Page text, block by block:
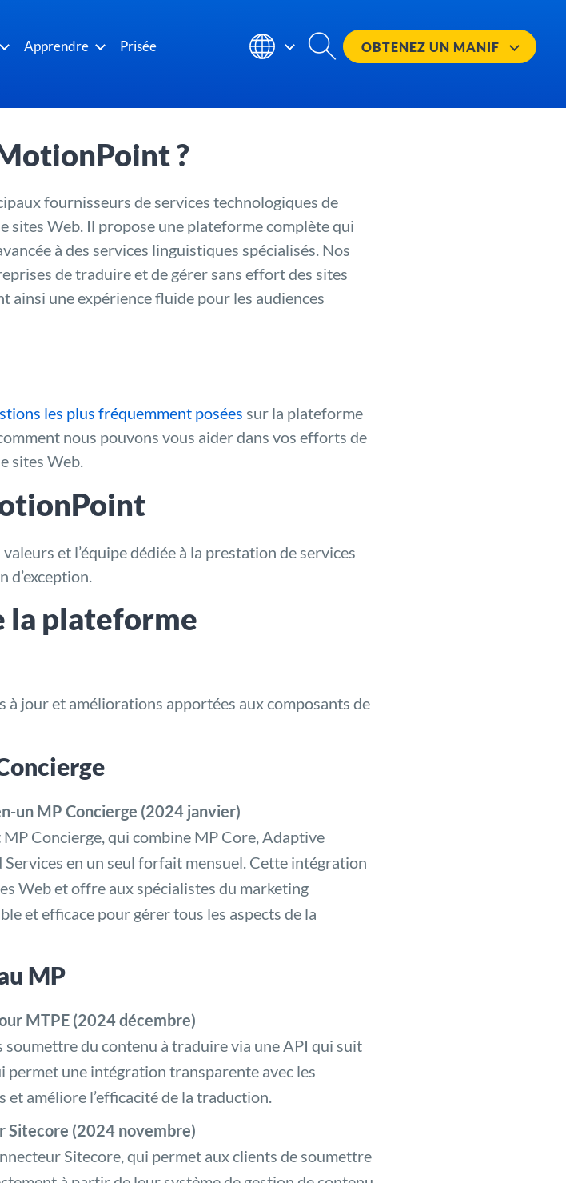
Apprendre Prisée OBTENEZ UN MANIF
?
fournisseurs de services technologiques de
sites Web. Il propose une plateforme complète qui
à des services linguistiques spécialisés. Nos
de traduire et de gérer sans effort des sites
ainsi une expérience fluide pour les audiences
les plus fréquemment posées sur la plateforme
nous pouvons vous aider dans vos efforts de
sites Web.
et l’équipe dédiée à la prestation de services
d’exception.
la plateforme
à jour et améliorations apportées aux composants de
un MP Concierge (2024 janvier)
Concierge, qui combine MP Core, Adaptive
en un seul forfait mensuel. Cette intégration
Web et offre aux spécialistes du marketing
et efficace pour gérer tous les aspects de la
MP
MTPE (2024 décembre)
soumettre du contenu à traduire via une API qui suit
permet une intégration transparente avec les
et améliore l’efficacité de la traduction.
Sitecore (2024 novembre)
Sitecore, qui permet aux clients de soumettre